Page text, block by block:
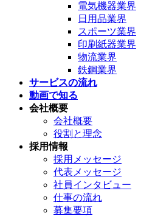
電気機器業界
日用品業界
スポーツ業界
印刷紙器業界
物流業界
鉄鋼業界
サービスの流れ
動画で知る
会社概要
会社概要
役割と理念
採用情報
採用メッセージ
代表メッセージ
社員インタビュー
仕事の流れ
募集要項